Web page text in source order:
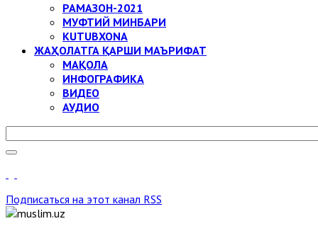
РАМАЗОН-2021
МУФТИЙ МИНБАРИ
KUTUBXONA
ЖАҲОЛАТГА ҚАРШИ МАЪРИФАТ
МАҚОЛА
ИНФОГРАФИКА
ВИДЕО
АУДИО
Подписаться на этот канал RSS